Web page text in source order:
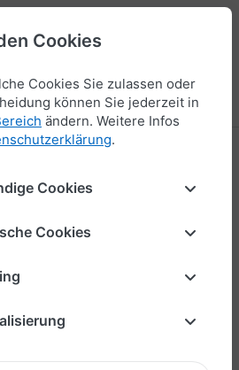
Wunschliste Warenkorb
Regenbogenfarben 6mm
Cookies
Cookies Sie zulassen oder
können Sie jederzeit in
ändern. Weitere Infos
.
Cookies
Cookies